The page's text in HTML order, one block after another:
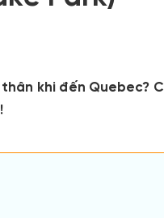
khi đến Quebec?